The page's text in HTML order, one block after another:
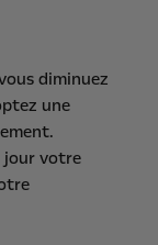
diminuez
une
jour votre